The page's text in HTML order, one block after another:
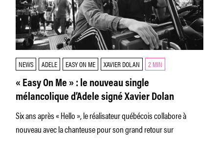
NEWS ADELE EASY ON ME XAVIER DOLAN 2 MIN
« Easy On Me » : le nouveau single
mélancolique d’Adele signé Xavier Dolan
Six ans après « Hello », le réalisateur québécois collabore à
nouveau avec la chanteuse pour son grand retour sur